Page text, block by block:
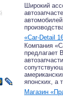
3-
Широкий
«Car-Detail
Компания
предлагает
японских, а
Магазин